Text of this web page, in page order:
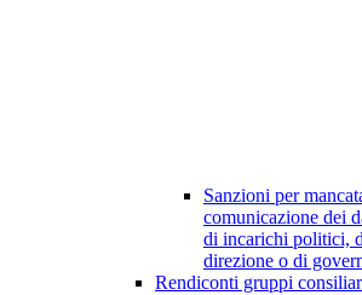
Sanzioni per
comunicazione dei
di incarichi politici,
direzione o di
Rendiconti gruppi